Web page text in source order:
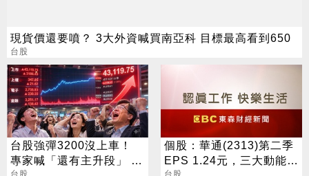
現貨價還要噴？ 3大外資喊買南亞科 目標最高看到650
台股
台股強彈3200沒上車！
專家喊「還有主升段」 終
個股：華通(2313)第二季
EPS 1.24元，三大動能加